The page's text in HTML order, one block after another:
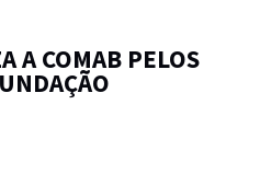
A COMAB PELOS